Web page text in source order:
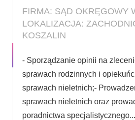
FIRMA: SĄD OKRĘGOWY
LOKALIZACJA:
KOSZALIN
- Sporządzanie opinii na
sprawach rodzinnych i
sprawach nieletnich;-
sprawach nieletnich oraz
poradnictwa specjalistycznego...